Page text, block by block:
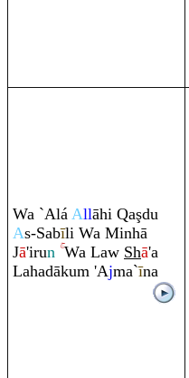
Wa `Alá Allāhi Qaşdu
As-Sabīli Wa Minhā
Jā'irun Wa Law Shā'a
Lahadākum 'Ajma`īna